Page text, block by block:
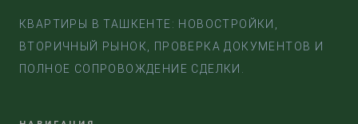
КВАРТИРЫ В ТАШКЕНТЕ: НОВОСТРОЙКИ,
ВТОРИЧНЫЙ РЫНОК, ПРОВЕРКА ДОКУМЕНТОВ И
ПОЛНОЕ СОПРОВОЖДЕНИЕ СДЕЛКИ.